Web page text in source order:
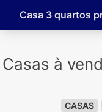
Casa 3 quartos
Casas à
CASAS